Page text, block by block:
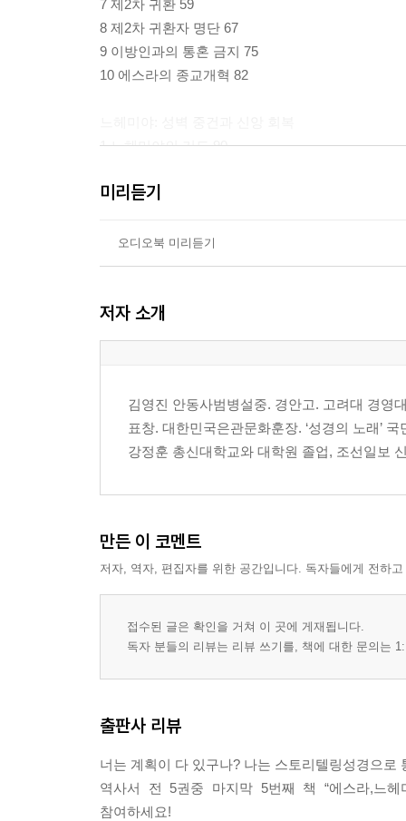
7 제2차 귀환 59
8 제2차 귀환자 명단 67
9 이방인과의 통혼 금지 75
10 에스라의 종교개혁 82
1 느헤미야의 기도 90
3 예루살렘 성벽 보수 107
5 느헤미야의 사회 개혁 119
6 대적들의 음모와 성벽 공사의 완공 126
8 율법의 낭독과 초막절 140
12 제사장 명단과 성벽 봉헌식 168
13 유다 사회의 정화 운동 176
1 왕후 와스디가 폐위되다 190
3 하만의 음모 210
4 왕후 에스더의 결단 219
5 에스더, 왕 앞으로 나아가다 225
7 하만의 몰락 236
감수자의 말 민영진 266
미리듣기
오디오북 미리듣기
저자 소개
김영진 안동사범병설중. 경안고. 고려대 경영
표창. 대한민국은관문화훈장. ‘성경의 노래’
강정훈 총신대학교와 대학원 졸업, 조선일보
만든 이 코멘트
저자, 역자, 편집자를 위한 공간입니다. 독자들에게 전하
접수된 글은 확인을 거쳐 이 곳에 게재됩니다.
독자 분들의 리뷰는 리뷰 쓰기를, 책에 대한 문의는
출판사 리뷰
너는 계획이 다 있구나? 나는 스토리텔링성경으로
역사서 전 5권중 마지막 5번째 책 “에스라,느
참여하세요!